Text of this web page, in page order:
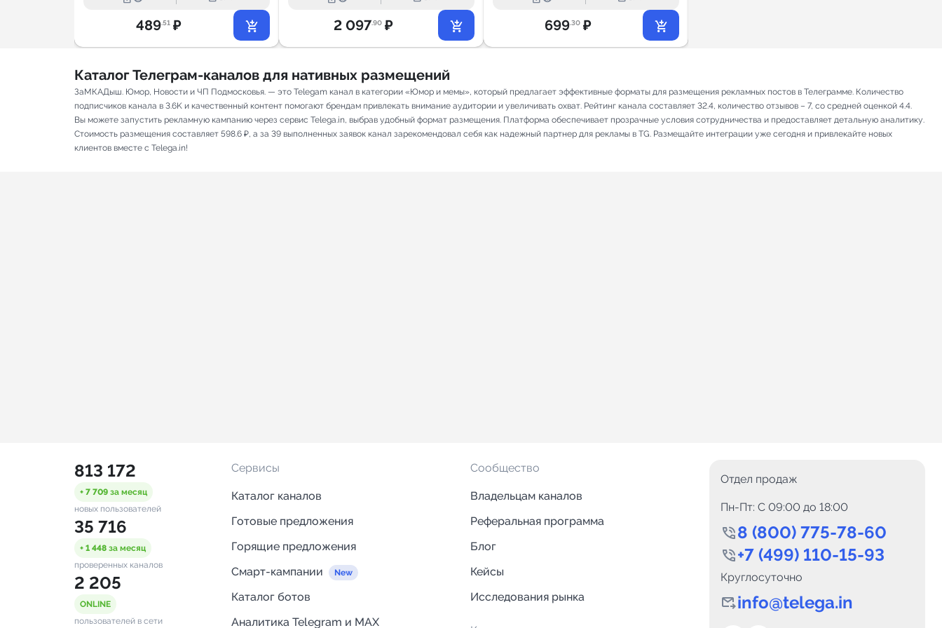
489.51 ₽ 2 097.90 ₽ 699.30 ₽
Каталог Телеграм-каналов для нативных размещений
ЗаМКАДыш. Юмор, Новости и ЧП Подмосковья. — это Telegam канал в категории «Юмор и мемы», который предлагает эффективные форматы для размещения рекламных постов в Телеграмме. Количество
подписчиков канала в 3.6K и качественный контент помогают брендам привлекать внимание аудитории и увеличивать охват. Рейтинг канала составляет 32.4, количество отзывов – 7, со средней оценкой 4.4.
Вы можете запустить рекламную кампанию через сервис Telega.in, выбрав удобный формат размещения. Платформа обеспечивает прозрачные условия сотрудничества и предоставляет детальную аналитику.
Стоимость размещения составляет 598.6 ₽, а за 39 выполненных заявок канал зарекомендовал себя как надежный партнер для рекламы в TG. Размещайте интеграции уже сегодня и привлекайте новых
клиентов вместе с Telega.in!
813 172
+ 7 709 за месяц
новых пользователей
35 716
+ 1 448 за месяц
проверенных каналов
2 205
ONLINE
пользователей в сети
Сервисы
Каталог каналов
Готовые предложения
Горящие предложения
Смарт-кампании
Каталог ботов
Аналитика Telegram и MAX
Сообщество
Владельцам каналов
Реферальная программа
Блог
Кейсы
Исследования рынка
Отдел продаж
Пн-Пт: C 09:00 до 18:00
8 (800) 775-78-60
+7 (499) 110-15-93
Круглосуточно
info@telega.in